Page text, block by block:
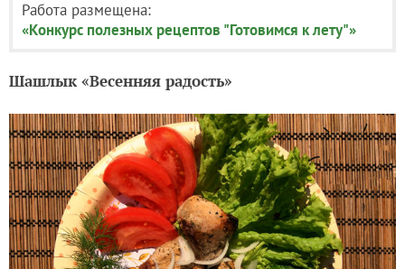
Работа размещена:
«Конкурс полезных рецептов "Готовимся к лету"»
Шашлык «Весенняя радость»